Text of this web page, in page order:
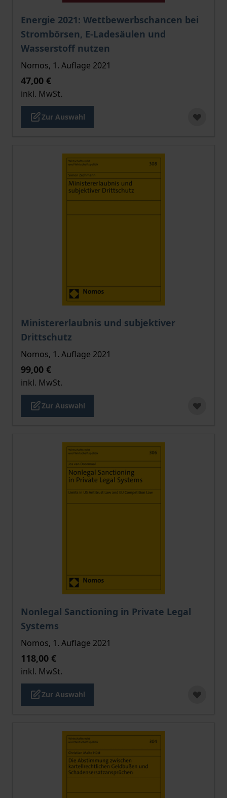
Energie 2021: Wettbewerbschancen bei
Strombörsen, E-Ladesäulen und
Wasserstoff nutzen
Der Preis dieses Titels richtet sich nach der
Nomos, 1. Auflage 2021
47,00 €
inkl. MwSt.
Zur Auswahl
Ministererlaubnis und subjektiver
Drittschutz
Der Preis dieses Titels richtet sich nach der
Nomos, 1. Auflage 2021
99,00 €
inkl. MwSt.
Zur Auswahl
Nonlegal Sanctioning in Private Legal
Systems
Der Preis dieses Titels richtet sich nach der
Nomos, 1. Auflage 2021
118,00 €
inkl. MwSt.
Zur Auswahl